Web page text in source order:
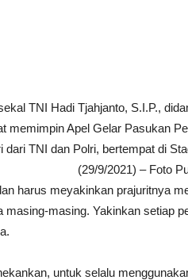
TNI Hadi Tjahjanto, S.I.P.,
memimpin Apel Gelar Pasukan
dari TNI dan Polri, bertempat di
(29/9/2021) – Foto
harus meyakinkan prajuritnya
masing-masing. Yakinkan setiap
untuk selalu